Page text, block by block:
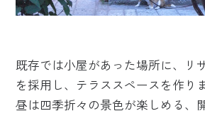
既存では小屋があった場所に、リ
を採用し、テラススペースを作り
昼は四季折々の景色が楽しめる、